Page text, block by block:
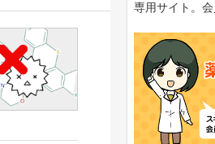
専用サイト。会